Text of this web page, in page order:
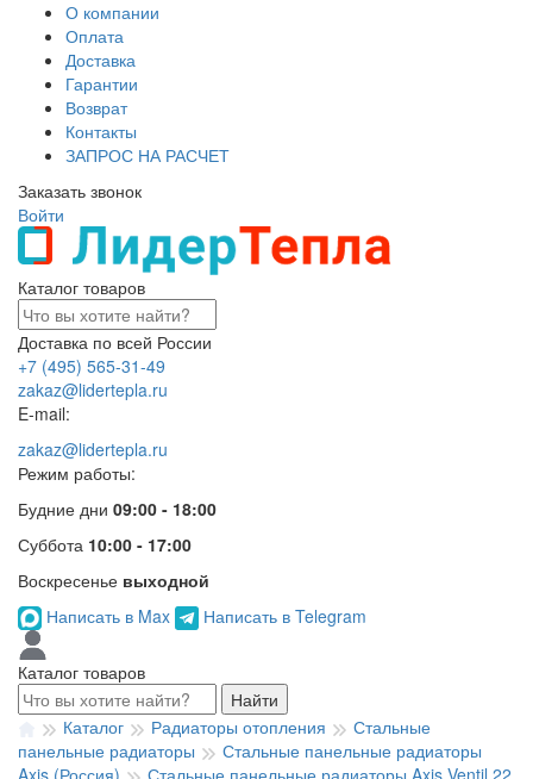
О компании
Оплата
Доставка
Гарантии
Возврат
Контакты
ЗАПРОС НА РАСЧЕТ
Заказать звонок
Войти
Каталог товаров
Доставка по всей России
+7 (495) 565-31-49
zakaz@lidertepla.ru
E-mail:
zakaz@lidertepla.ru
Режим работы:
Будние дни 09:00 - 18:00
Суббота 10:00 - 17:00
Воскресенье выходной
Написать в Max
Написать в Telegram
Каталог товаров
Найти
Каталог
Радиаторы отопления
Стальные
панельные радиаторы
Стальные панельные радиаторы